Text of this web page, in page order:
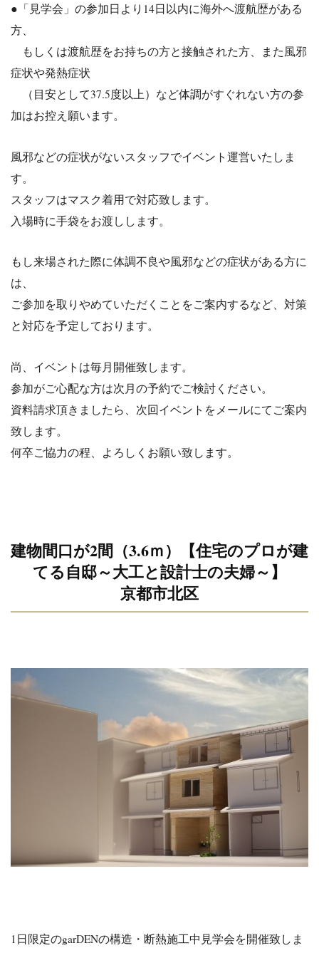
●「見学会」の参加日より14日以内に海外へ渡航歴がある
方、
もしくは渡航歴をお持ちの方と接触された方、また風邪
症状や発熱症状
（目安として37.5度以上）など体調がすぐれない方の参
加はお控え願います。
風邪などの症状がないスタッフでイベント運営いたしま
す。
スタッフはマスク着用で対応致します。
入場時に手袋をお渡しします。
もし来場された際に体調不良や風邪などの症状がある方に
は、
ご参加を取りやめていただくことをご案内するなど、対策
と対応を予定しております。
尚、イベントは毎月開催致します。
参加がご心配な方は次月の予約でご検討ください。
資料請求頂きましたら、次回イベントをメールにてご案内
致します。
何卒ご協力の程、よろしくお願い致します。
建物間口が2間（3.6ｍ）【住宅のプロが建
てる自邸～大工と設計士の夫婦～】
京都市北区
1日限定のgarDENの構造・断熱施工中見学会を開催致しま